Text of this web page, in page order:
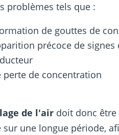
problèmes tels que :
de gouttes de
précoce de
perte de concentration
de l'air doit donc
sur une longue période,